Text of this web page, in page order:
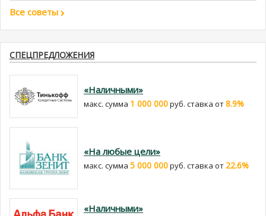
Все советы
СПЕЦПРЕДЛОЖЕНИЯ
«Наличными»
макс. сумма 1 000 000руб. cтавка от8.9%
«На любые цели»
макс. сумма 5 000 000руб. cтавка от 22.6%
«Наличными»